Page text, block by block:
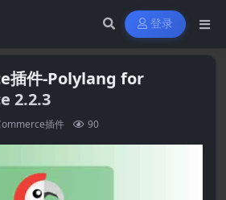
登录
插件-Polylang for
2.2.3
插件 90